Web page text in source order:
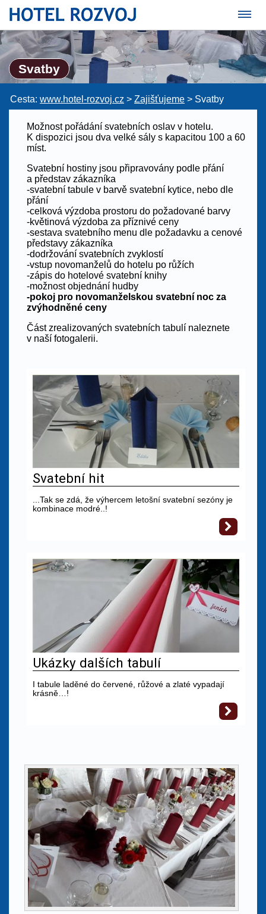
Svatby
Cesta: www.hotel-rozvoj.cz > Zajišťujeme > Svatby
Možnost pořádání svatebních oslav v hotelu.
K dispozici jsou dva velké sály s kapacitou 100 a 60
míst.
Svatební hostiny jsou připravovány podle přání
a představ zákazníka
-svatební tabule v barvě svatební kytice, nebo dle
přání
-celková výzdoba prostoru do požadované barvy
-květinová výzdoba za příznivé ceny
-sestava svatebního menu dle požadavku a cenové
představy zákazníka
-dodržování svatebních zvyklostí
-vstup novomanželů do hotelu po růžích
-zápis do hotelové svatební knihy
-možnost objednání hudby
-pokoj pro novomanželskou svatební noc za
zvýhodněné ceny
Část zrealizovaných svatebních tabulí naleznete
v naší fotogalerii.
Svatební hit
...Tak se zdá, že výhercem letošní svatební sezóny je
kombinace modré..!
Ukázky dalších tabulí
I tabule laděné do červené, růžové a zlaté vypadají
krásně…!